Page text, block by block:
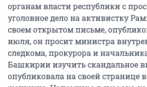
органам власти республики с
уголовное дело на активистку
своем открытом письме,
июля, он просит министра
следкома, прокурора и
Башкирии изучить скандальное
опубликовала на своей странице